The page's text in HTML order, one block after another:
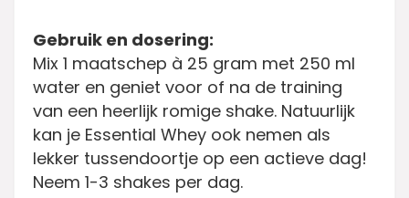
Gebruik en dosering:
Mix 1 maatschep à 25 gram met 250 ml
water en geniet voor of na de training
van een heerlijk romige shake. Natuurlijk
kan je Essential Whey ook nemen als
lekker tussendoortje op een actieve dag!
Neem 1-3 shakes per dag.